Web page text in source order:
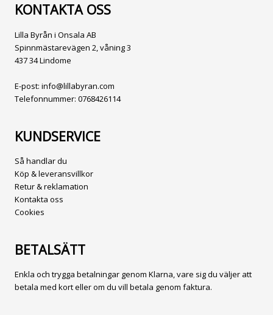
KONTAKTA OSS
Lilla Byrån i Onsala AB
Spinnmästarevägen 2, våning 3
437 34 Lindome
E-post: info@lillabyran.com
Telefonnummer: 0768426114
KUNDSERVICE
Så handlar du
Köp & leveransvillkor
Retur & reklamation
Kontakta oss
Cookies
BETALSÄTT
Enkla och trygga betalningar genom Klarna, vare sig du väljer att
betala med kort eller om du vill betala genom faktura.